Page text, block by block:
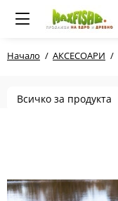
Начало АКСЕСОАРИ
Всичко за продукта